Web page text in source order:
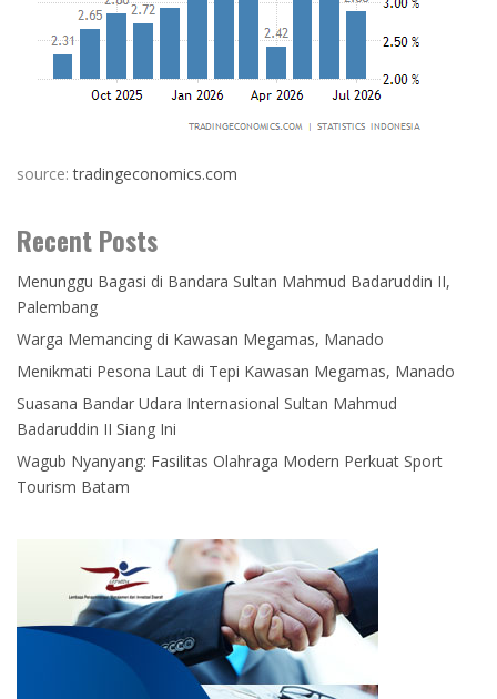
source:tradingeconomics.com
Recent Posts
Menunggu Bagasi di Bandara Sultan Mahmud Badaruddin II,
Palembang
Warga Memancing di Kawasan Megamas, Manado
Menikmati Pesona Laut di Tepi Kawasan Megamas, Manado
Suasana Bandar Udara Internasional Sultan Mahmud
Badaruddin II Siang Ini
Wagub Nyanyang: Fasilitas Olahraga Modern Perkuat Sport
Tourism Batam